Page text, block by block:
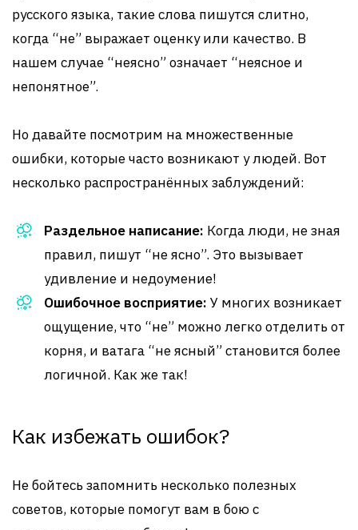
русского языка, такие слова пишутся слитно,
когда “не” выражает оценку или качество. В
нашем случае “неясно” означает “неясное и
непонятное”.
Но давайте посмотрим на множественные
ошибки, которые часто возникают у людей. Вот
несколько распространённых заблуждений:
Раздельное написание: Когда люди, не зная
правил, пишут “не ясно”. Это вызывает
удивление и недоумение!
Ошибочное восприятие: У многих возникает
ощущение, что “не” можно легко отделить от
корня, и ватага “не ясный” становится более
логичной. Как же так!
Как избежать ошибок?
Не бойтесь запомнить несколько полезных
советов, которые помогут вам в бою с